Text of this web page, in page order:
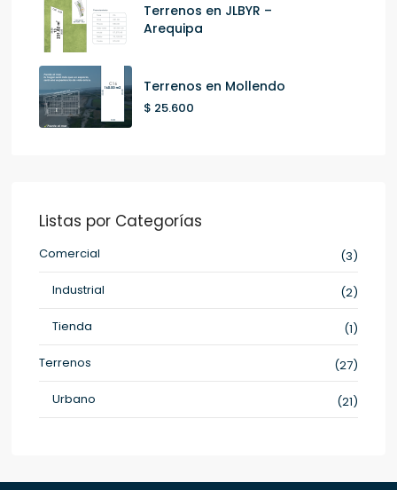
Terrenos en JLBYR –
Arequipa
Terrenos en Mollendo
$ 25.600
Listas por Categorías
Comercial
(3)
Industrial
(2)
Tienda
(1)
Terrenos
(27)
Urbano
(21)